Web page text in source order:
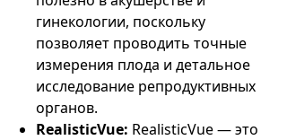
гинекологии, поскольку
позволяет проводить точные
измерения плода и детальное
исследование репродуктивных
органов.
RealisticVue: RealisticVue — это